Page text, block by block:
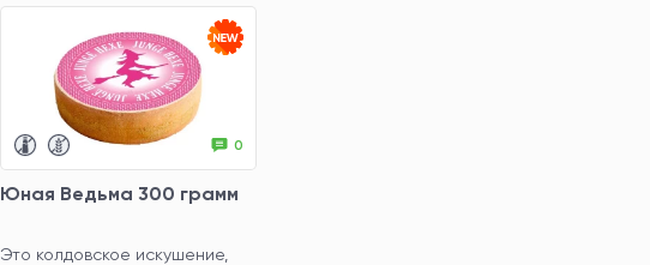
0
Юная Ведьма 300 грамм
Это колдовское искушение,